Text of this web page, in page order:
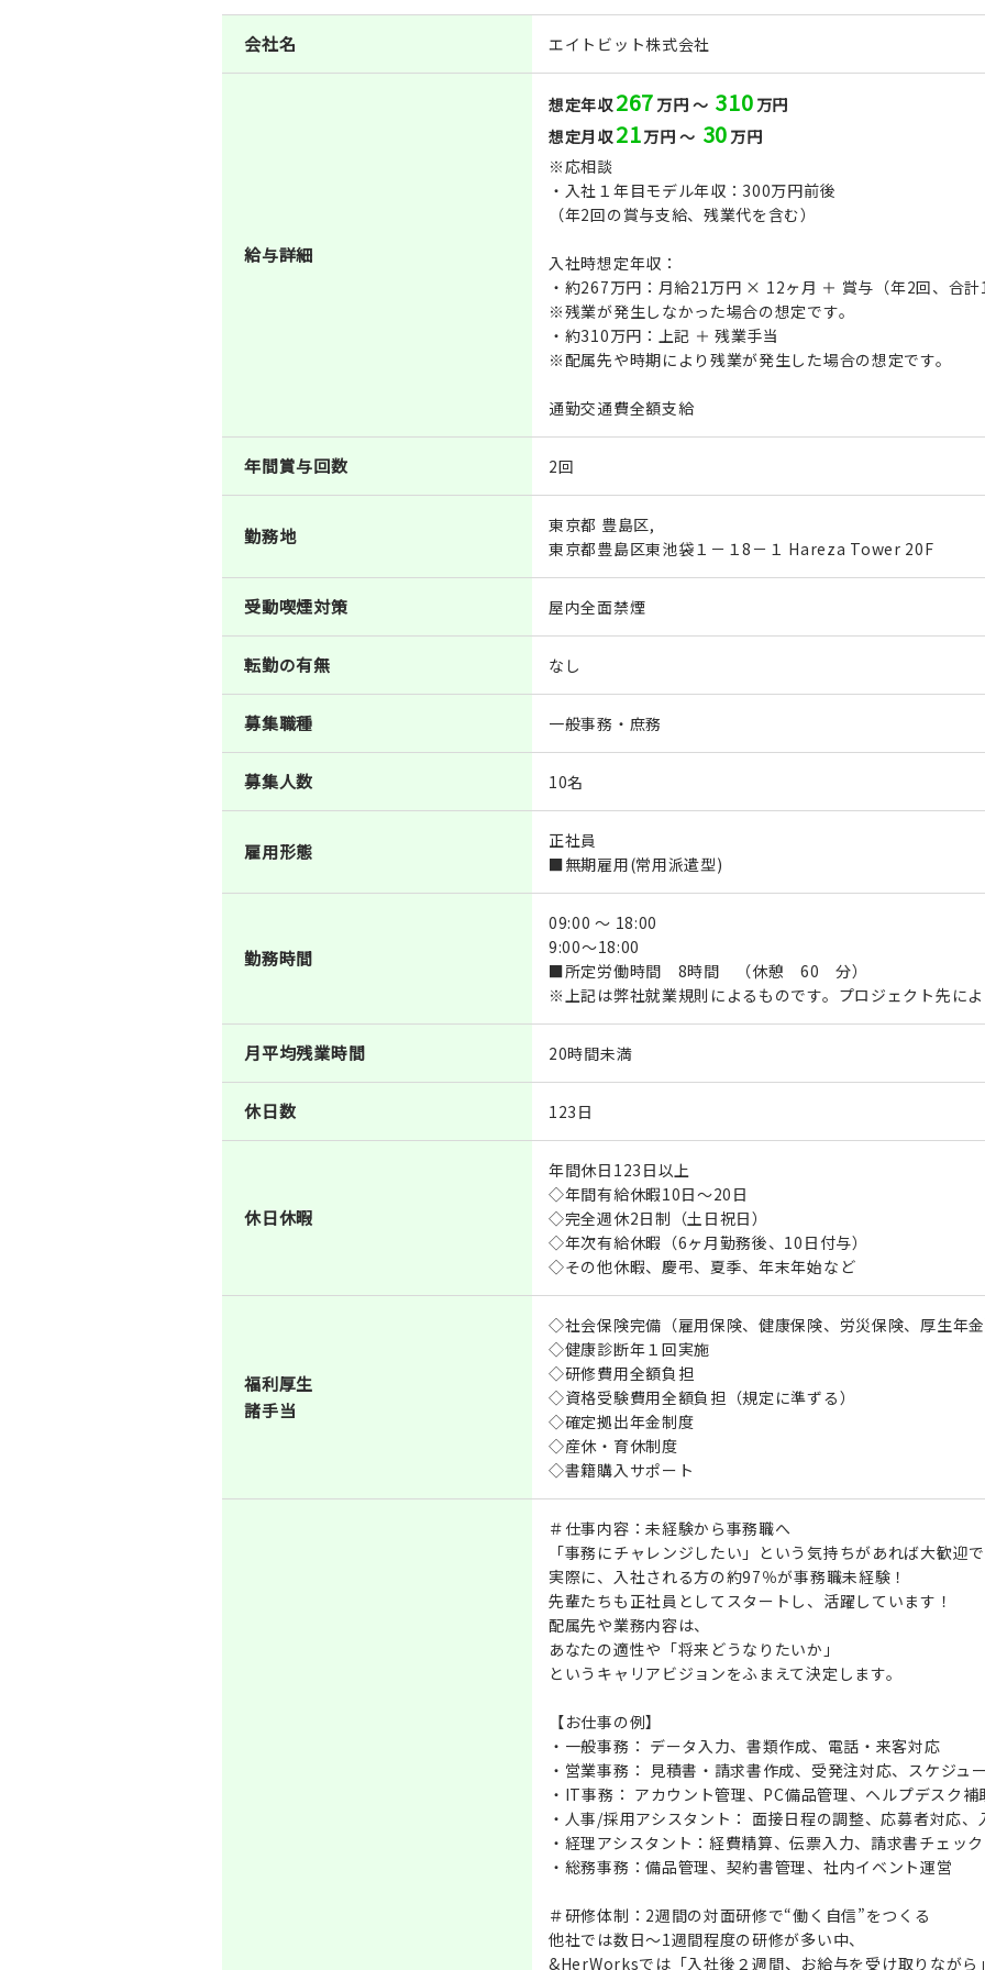
会社名 エイトビット株式会社
給与詳細
想定年収267 万円 ～ 310 万円
想定月収21万円 ～ 30 万円
※応相談
・入社１年目モデル年収：300万円前後
（年2回の賞与支給、残業代を含む）
入社時想定年収：
・約267万円：月給21万円 × 12ヶ月 ＋ 賞与（年2回、合計1
※残業が発生しなかった場合の想定です。
・約310万円：上記 ＋ 残業手当
※配属先や時期により残業が発生した場合の想定です。
通勤交通費全額支給
年間賞与回数 2回
勤務地
東京都 豊島区,
東京都豊島区東池袋１－１8－１ Hareza Tower 20F
受動喫煙対策 屋内全面禁煙
転勤の有無 なし
募集職種 一般事務・庶務
募集人数 10名
雇用形態
正社員
■無期雇用(常用派遣型)
勤務時間
09:00 ～ 18:00
9:00～18:00
■所定労働時間 8時間 （休憩 60 分）
※上記は弊社就業規則によるものです。プロジェクト先によ
月平均残業時間 20時間未満
休日数 123日
休日休暇
年間休日123日以上
◇年間有給休暇10日～20日
◇完全週休2日制（土日祝日）
◇年次有給休暇（6ヶ月勤務後、10日付与）
◇その他休暇、慶弔、夏季、年末年始など
福利厚生
諸手当
◇社会保険完備（雇用保険、健康保険、労災保険、厚生年金
◇健康診断年１回実施
◇研修費用全額負担
◇資格受験費用全額負担（規定に準ずる）
◇確定拠出年金制度
◇産休・育休制度
◇書籍購入サポート
＃仕事内容：未経験から事務職へ
「事務にチャレンジしたい」という気持ちがあれば大歓迎で
実際に、入社される方の約97％が事務職未経験！
先輩たちも正社員としてスタートし、活躍しています！
配属先や業務内容は、
あなたの適性や「将来どうなりたいか」
というキャリアビジョンをふまえて決定します。
【お仕事の例】
・一般事務： データ入力、書類作成、電話・来客対応
・営業事務： 見積書・請求書作成、受発注対応、スケジュ
・IT事務： アカウント管理、PC備品管理、ヘルプデスク補
・人事/採用アシスタント： 面接日程の調整、応募者対応、
・経理アシスタント：経費精算、伝票入力、請求書チェック
・総務事務：備品管理、契約書管理、社内イベント運営
＃研修体制：2週間の対面研修で“働く自信”をつくる
他社では数日〜1週間程度の研修が多い中、
&HerWorksでは「入社後２週間、お給与を受け取りながら」